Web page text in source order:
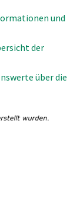
und
der
über die